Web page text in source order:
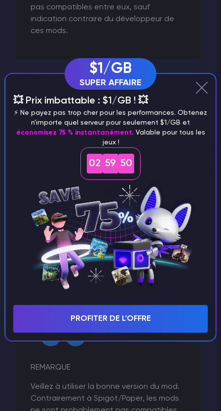
pas compatibles entre eux, sauf
indication contraire du développeur de
ces mods.
Vous avez deux possibilités : sauvegarder le mod
sur votre machine locale puis le télécharger sur le
panel ou copier le lien de téléchargement du mod
et utiliser notre fonction de téléchargement à
partir d'une URL qui se trouve dans le gestionnaire
de fichiers. Les mods peuvent être téléchargés
via le panneau web ou via
. Si vous
téléchargez en masse, optez pour ce dernier.
Dans le répertoire racine de votre serveur,
localisez le dossier
, s'il n'y est pas, créez un
nouveau répertoire nommé
/mods . Naviguez dans
ce dossier et téléchargez-y les fichiers de vos
mods ! La grande majorité des mods nécessitent
un redémarrage du serveur pour être pris en
En outre, de nombreux mods Fabric nécessitent
API Fabric. Téléchargez l'API Fabric correspondant
à la version de votre serveur et placez ce fichier
REMARQUE
Veillez à utiliser la bonne version du mod.
Contrairement à Spigot/Paper, les mods
$1/GB
SUPER AFFAIRE
💥 Prix imbattable : $1/GB ! 💥
⚡️ Ne payez pas trop cher pour les performances. Obtenez
n'importe quel serveur pour seulement $1/GB et
économisez 75 % instantanément. Valable pour tous les
jeux !
02 59 49
PROFITER DE L'OFFRE